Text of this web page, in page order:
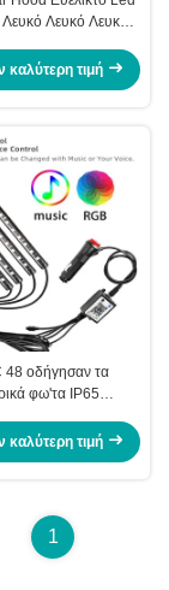
Λευκό Λευκό
Λευκό
καλύτερη τιμή
48 οδήγησαν τα
φω'τα IP65
APP λιμένων USB
έλεγχο
καλύτερη τιμή
1